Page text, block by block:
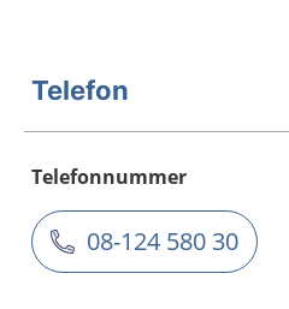
Telefon
Telefonnummer
08-124 580 30